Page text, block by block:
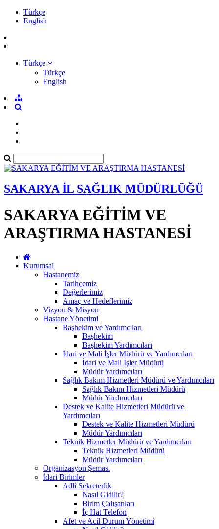
Türkçe
English
Türkçe
Türkçe
English
SAKARYA İL SAĞLIK MÜDÜRLÜĞÜ
SAKARYA EĞİTİM VE
ARAŞTIRMA HASTANESİ
Kurumsal
Hastanemiz
Tarihçemiz
Değerlerimiz
Amaç ve Hedeflerimiz
Vizyon & Misyon
Hastane Yönetimi
Başhekim ve Yardımcıları
Başhekim
Başhekim Yardımcıları
İdari ve Mali İşler Müdürü ve Yardımcıları
İdari ve Mali İşler Müdürü
Müdür Yardımcıları
Sağlık Bakım Hizmetleri Müdürü ve Yardımcıları
Sağlık Bakım Hizmetleri Müdürü
Müdür Yardımcıları
Destek ve Kalite Hizmetleri Müdürü ve
Yardımcıları
Destek ve Kalite Hizmetleri Müdürü
Müdür Yardımcıları
Teknik Hizmetler Müdürü ve Yardımcıları
Teknik Hizmetleri Müdürü
Müdür Yardımcıları
Organizasyon Şeması
İdari Birimler
Adli Sekreterlik
Nasıl Gidilir?
Birim Çalışanları
İç Hat Telefon
Afet ve Acil Durum Yönetimi